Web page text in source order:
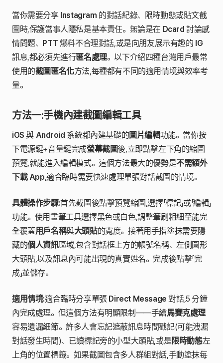
當你需要分享 Instagram 的對話紀錄、限時動態或貼文截
圖時,保護當事人隱私是基本責任。無論是在 Dcard 討論感
情問題、 PTT 爆料不合理對話,或是向朋友展示有趣的 IG
訊息,都必須先進行匿名處理。以下介紹四種台灣用戶最常
使用的截圖匿名化方法,每種都有不同的適用情境與效率考
量。
方法一:手機內建截圖編輯工具
iOS 與 Android 系統都內建基礎的圖片編輯功能。當你按
下電源鍵+音量鍵完成螢幕截圖後,立即點擊左下角的縮圖
預覽,就能進入編輯模式。這個方法最大的優勢是不需額外
下載 App,適合臨時需要快速處理單張對話截圖的情境。
具體操作步驟:首先截圖後點擊預覽縮圖,選擇「標記」或「編輯」
功能。使用畫筆工具選擇黑色或白色,調整筆刷粗細至能完
全覆蓋用戶名稱與大頭貼的寬度。接著用手指塗抹需要隱
藏的個人資訊區域,包含對話框上方的帳號名稱、左側圓形
大頭貼,以及訊息內可能出現的真實姓名。完成後點擊「完
成」並儲存。
適用情境:適合臨時分享單張 Direct Message 對話,5 分鐘
內完成處理。但這個方法有明顯限制——手繪馬賽克處理
容易遺漏細節。許多人會忘記遮蔽訊息時間戳記(可能洩漏
對話發生時間)、已讀標記旁的小型大頭貼,或是限時動態左
上角的位置標籤。如果截圖包含多人群組對話,手動塗抹每